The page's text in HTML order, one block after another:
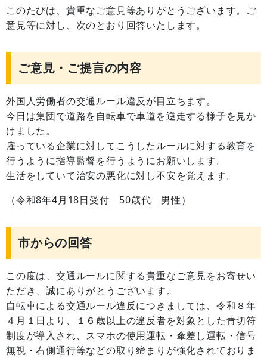
このたびは、貴重なご意見等ありがとうございます。ご
意見等に対し、次のとおり回答いたします。
ご意見・ご提言の内容
外国人労働者の交通ルール違反が目立ちます。
今日は集団で道路を自転車で車道を逆走する様子を見か
けました。
雇っている企業に対してこうしたルールに対する教育を
行うように指導監督を行うようにお願いします。
生活をしていて治安の悪化に対し不安を覚えます。
（令和8年4月18日受付 50歳代 男性）
市からの回答
この度は、交通ルールに関する貴重なご意見をお寄せい
ただき、誠にありがとうございます。
自転車による交通ルール違反につきましては、令和８年
４月１日より、１６歳以上の違反者を対象とした青切符
制度が導入され、スマホの使用運転・傘差し運転・信号
無視・右側通行等などの取り締まりが強化されておりま